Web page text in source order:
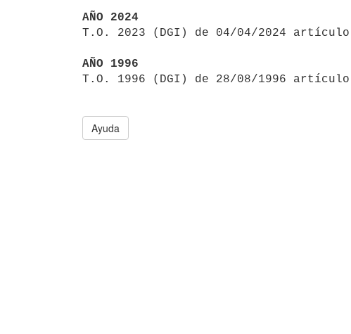
AÑO 2024
T.O. 2023 (DGI) de 04/04/2024 artículo
AÑO 1996
T.O. 1996 (DGI) de 28/08/1996 artículo
Ayuda